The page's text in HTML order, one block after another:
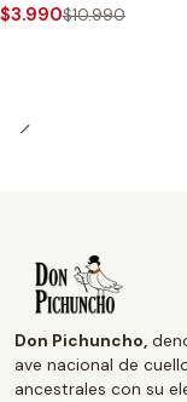
$3.990$10.990
Don Pichuncho,
ave nacional de
ancestrales con su